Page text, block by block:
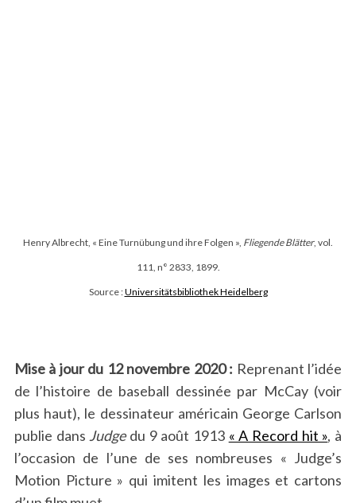
Henry Albrecht, « Eine Turnübung und ihre Folgen », Fliegende Blätter, vol.
111, n° 2833, 1899.
Source :Universitätsbibliothek Heidelberg
Mise à jour du 12 novembre 2020 : Reprenant l’idée
de l’histoire de baseball dessinée par McCay (voir
plus haut), le dessinateur américain George Carlson
publie dans Judgedu 9 août 1913 « A Record hit », à
l’occasion de l’une de ses nombreuses « Judge’s
Motion Picture » qui imitent les images et cartons